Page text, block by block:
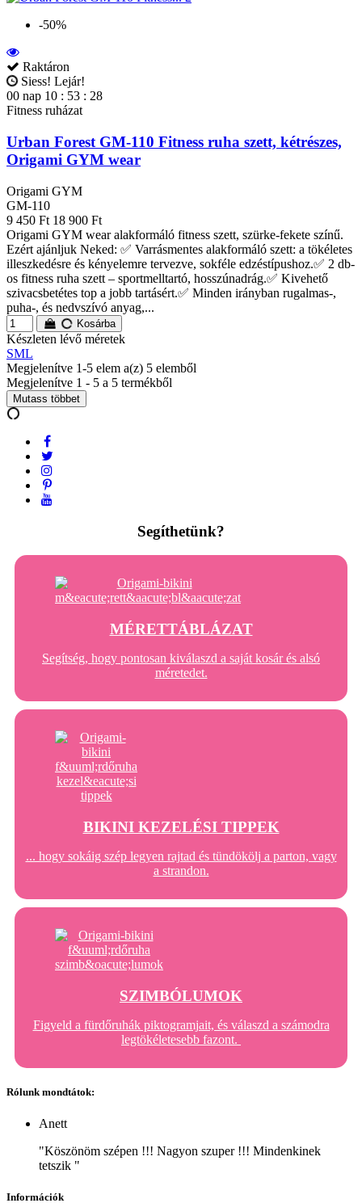
-50%
Raktáron
Siess! Lejár!
00 nap 10 : 53 : 27
Fitness ruházat
Urban Forest GM-110 Fitness ruha szett, kétrészes,
Origami GYM wear
Origami GYM
GM-110
9 450 Ft 18 900 Ft
Origami GYM wear alakformáló fitness szett, szürke-fekete színű.
Ezért ajánljuk Neked: ✅ Varrásmentes alakformáló szett: a tökéletes
illeszkedésre és kényelemre tervezve, sokféle edzéstípushoz.✅ 2 db-
os fitness ruha szett – sportmelltartó, hosszúnadrág.✅ Kivehető
szivacsbetétes top a jobb tartásért.✅ Minden irányban rugalmas-,
puha-, és nedvszívó anyag,...
Kosárba
Készleten lévő méretek
SML
Megjelenítve 1-5 elem a(z) 5 elemből
Megjelenítve 1 - 5 a 5 termékből
Mutass többet
Segíthetünk?
MÉRETTÁBLÁZAT
Segítség, hogy pontosan kiválaszd a saját kosár és alsó
méretedet.
BIKINI KEZELÉSI TIPPEK
... hogy sokáig szép legyen rajtad és tündökölj a parton, vagy
a strandon.
SZIMBÓLUMOK
Figyeld a fürdőruhák piktogramjait, és válaszd a számodra
legtökéletesebb fazont.
Rólunk mondtátok:
Anett
"Köszönöm szépen !!! Nagyon szuper !!! Mindenkinek
tetszik "
Információk